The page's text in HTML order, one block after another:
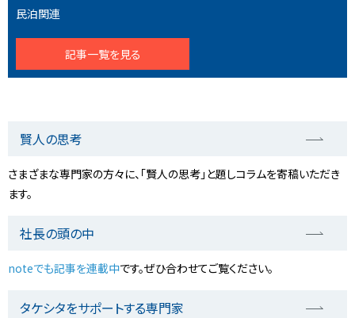
民泊関連
記事一覧を見る
賢人の思考
さまざまな専門家の方々に、「賢人の思考」と題しコラムを寄稿いただき
ます。
社長の頭の中
noteでも記事を連載中です。ぜひ合わせてご覧ください。
タケシタをサポートする専門家